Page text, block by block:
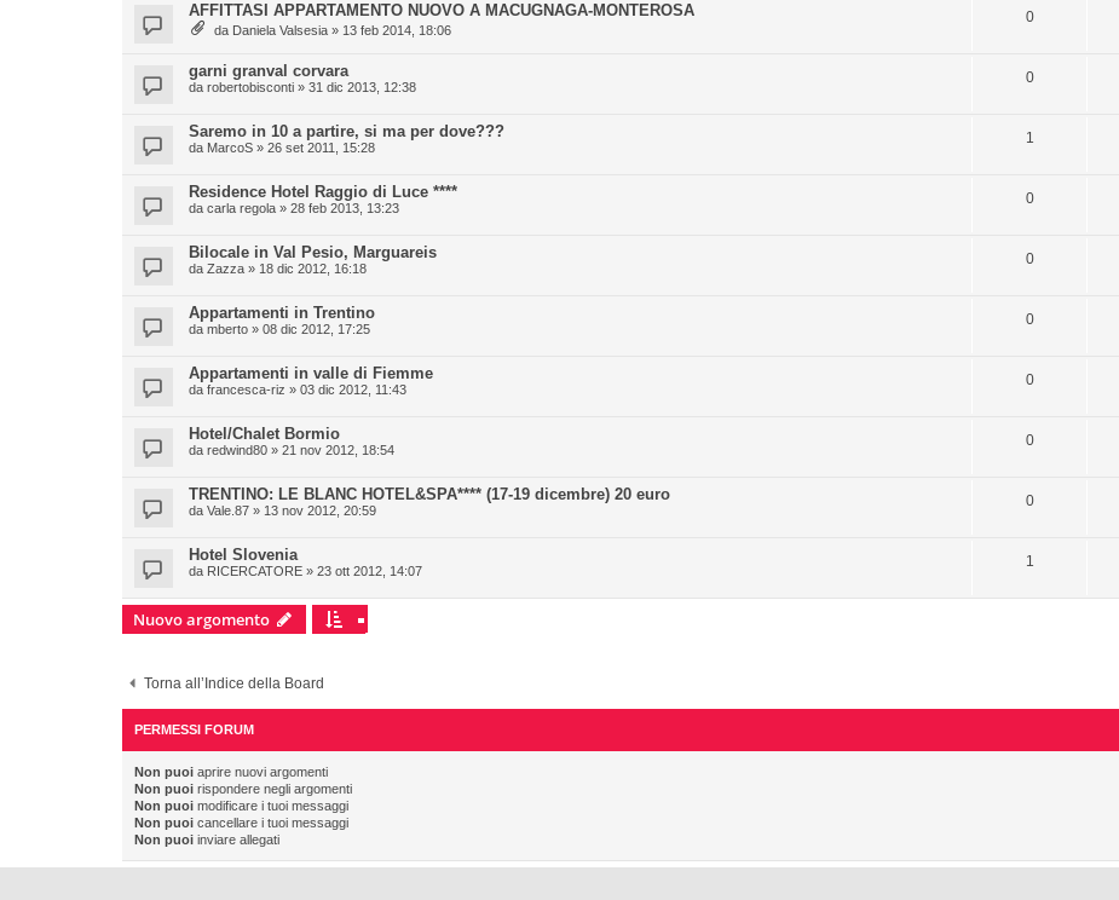
AFFITTASI APPARTAMENTO NUOVO A MACUGNAGA-MONTEROSA
da Daniela Valsesia » 13 feb 2014, 18:06
0
garni granval corvara
da robertobisconti » 31 dic 2013, 12:38
0
Saremo in 10 a partire, si ma per dove???
da MarcoS » 26 set 2011, 15:28
1
Residence Hotel Raggio di Luce ****
da carla regola » 28 feb 2013, 13:23
0
Bilocale in Val Pesio, Marguareis
da Zazza » 18 dic 2012, 16:18
0
Appartamenti in Trentino
da mberto » 08 dic 2012, 17:25
0
Appartamenti in valle di Fiemme
da francesca-riz » 03 dic 2012, 11:43
0
Hotel/Chalet Bormio
da redwind80 » 21 nov 2012, 18:54
0
TRENTINO: LE BLANC HOTEL&SPA**** (17-19 dicembre) 20 euro
da Vale.87 » 13 nov 2012, 20:59
0
Hotel Slovenia
da RICERCATORE » 23 ott 2012, 14:07
1
Nuovo argomento
Torna all’Indice della Board
PERMESSI FORUM
Non puoi aprire nuovi argomenti
Non puoi rispondere negli argomenti
Non puoi modificare i tuoi messaggi
Non puoi cancellare i tuoi messaggi
Non puoi inviare allegati